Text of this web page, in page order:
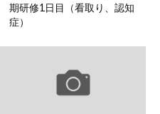
期研修1日目（看取り、認知
症）